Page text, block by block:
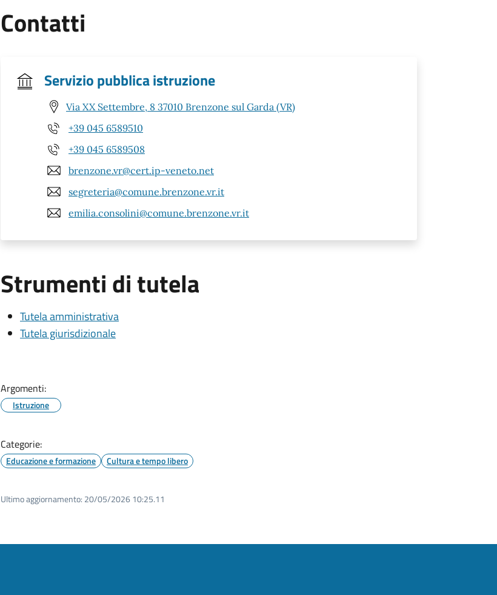
Contatti
Servizio pubblica istruzione
Via XX Settembre, 8 37010 Brenzone sul Garda (VR)
+39 045 6589510
+39 045 6589508
brenzone.vr@cert.ip-veneto.net
segreteria@comune.brenzone.vr.it
emilia.consolini@comune.brenzone.vr.it
Strumenti di tutela
Tutela amministrativa
Tutela giurisdizionale
Argomenti:
Istruzione
Categorie:
Educazione e formazione Cultura e tempo libero
Ultimo aggiornamento: 20/05/2026 10:25.11